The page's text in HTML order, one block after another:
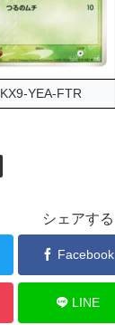
KX9-YEA-FTR
シェアする
Facebook
LINE